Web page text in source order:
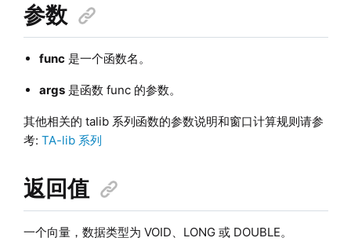
参数
func是一个函数名。
args是函数 func 的参数。
其他相关的 talib 系列函数的参数说明和窗口计算规则请参
考: TA-lib 系列
返回值
一个向量，数据类型为 VOID、LONG 或 DOUBLE。